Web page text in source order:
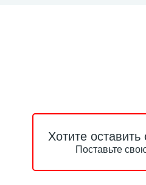
Хотите оставить
Поставьте